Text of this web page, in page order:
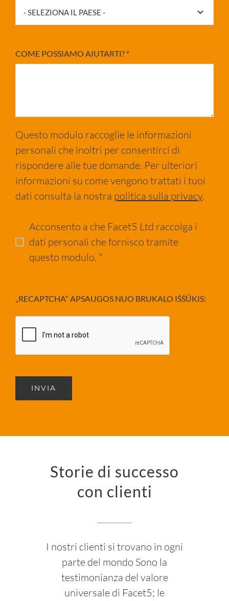
COME POSSIAMO AIUTARTI? *
Questo modulo raccoglie le informazioni
personali che inoltri per consentirci di
rispondere alle tue domande. Per ulteriori
informazioni su come vengono trattati i tuoi
dati consulta la nostra politica sulla privacy.
Acconsento a che Facet5 Ltd raccolga i
dati personali che fornisco tramite
questo modulo. *
„RECAPTCHA“ APSAUGOS NUO BRUKALO IŠŠŪKIS:
INVIA
Storie di successo
con clienti
I nostri clienti si trovano in ogni
parte del mondo Sono la
testimonianza del valore
universale di Facet5; le